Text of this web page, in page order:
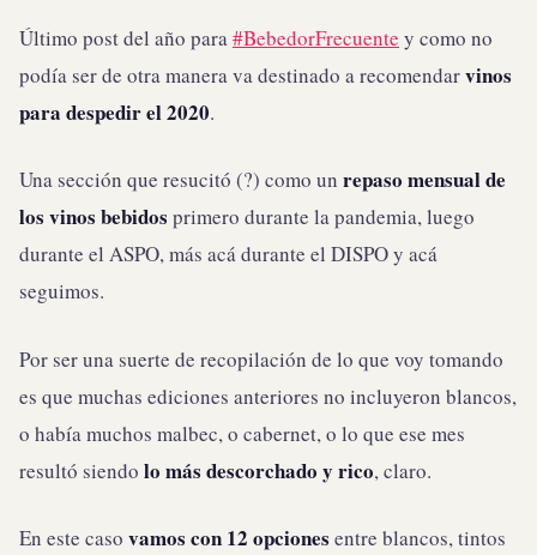
Último post del año para #BebedorFrecuente y como no
podía ser de otra manera va destinado a recomendarvinos
para despedir el 2020.
Una sección que resucitó (?) como un repaso mensual de
los vinos bebidos primero durante la pandemia, luego
durante el ASPO, más acá durante el DISPO y acá
seguimos.
Por ser una suerte de recopilación de lo que voy tomando
es que muchas ediciones anteriores no incluyeron blancos,
o había muchos malbec, o cabernet, o lo que ese mes
resultó siendo lo más descorchado y rico, claro.
En este caso vamos con 12 opciones entre blancos, tintos